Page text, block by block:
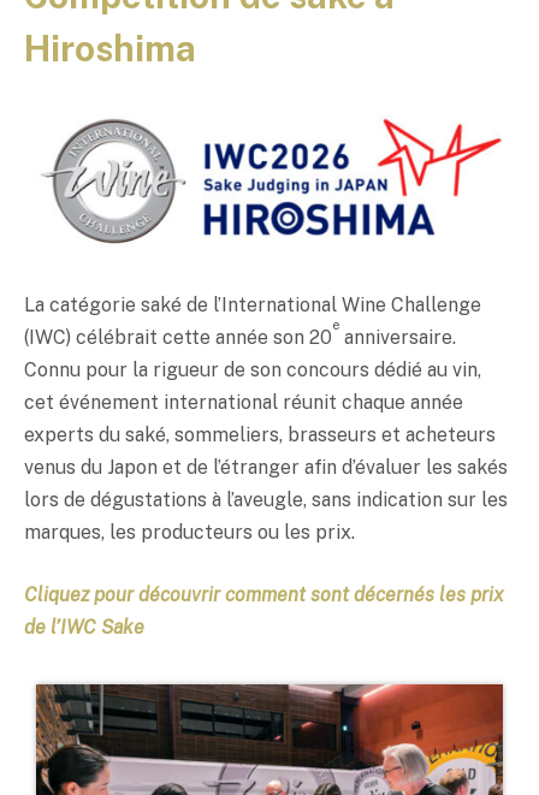
Hiroshima
La catégorie saké de l’International Wine Challenge
(IWC) célébrait cette année son 20
e
anniversaire.
Connu pour la rigueur de son concours dédié au vin,
cet événement international réunit chaque année
experts du saké, sommeliers, brasseurs et acheteurs
venus du Japon et de l’étranger afin d’évaluer les sakés
lors de dégustations à l’aveugle, sans indication sur les
marques, les producteurs ou les prix.
Cliquez pour découvrir comment sont décernés les prix
de l’IWC Sake